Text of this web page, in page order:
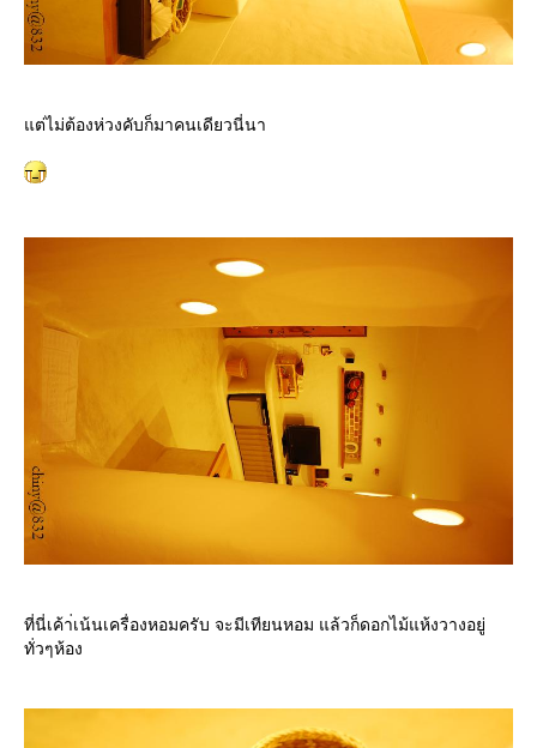
ต่ไม่ต้องห่วงคับก็มาคนเดียวนี่นา
ที่นี่เค้า่เน้นเครื่องหอมครับ จะมีเทียนหอม แล้วก็ดอกไม้แห้งวางอยู่
ทั่วๆห้อง